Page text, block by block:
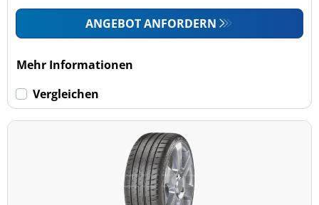
ANGEBOT ANFORDERN
Mehr Informationen
Vergleichen